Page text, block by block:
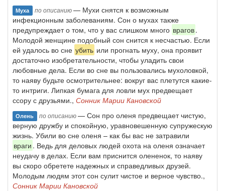
Муха по описанию— Мухи снятся к возможным
инфекционным заболеваниям. Сон о мухах также
предупреждает о том, что у вас слишком много врагов.
Молодой женщине подобный сон снится к несчастью. Если
ей удалось во сне убить или прогнать муху, она проявит
достаточно изобретательности, чтобы уладить свои
любовные дела. Если во сне вы пользовались мухоловкой,
то наяву будьте осмотрительнее: вокруг вас плетутся какие-
то интриги. Липкая бумага для ловли мух предвещает
ссору с друзьями., Сонник Марии Кановской
Олень по описанию— Сон про оленя предвещает чистую,
верную дружбу и спокойную, уравновешенную супружескую
жизнь. Убили во сне оленя – как бы вас не затравили
враги . Ведь для деловых людей охота на оленя означает
неудачу в делах. Если вам приснится олененок, то наяву
вы скоро обретете надежных и справедливых друзей.
Молодым людям этот сон сулит чистое и верное чувство.,
Сонник Марии Кановской